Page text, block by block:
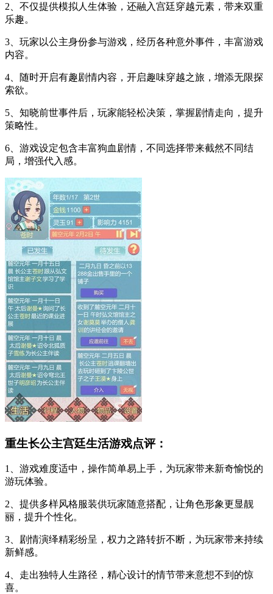
2、不仅提供模拟人生体验，还融入宫廷穿越元素，带来双重
乐趣。
3、玩家以公主身份参与游戏，经历各种意外事件，丰富游戏
内容。
4、随时开启有趣剧情内容，开启趣味穿越之旅，增添无限探
索欲。
5、知晓前世事件后，玩家能轻松决策，掌握剧情走向，提升
策略性。
6、游戏设定包含丰富狗血剧情，不同选择带来截然不同结
局，增强代入感。
重生长公主宫廷生活游戏点评：
1、游戏难度适中，操作简单易上手，为玩家带来新奇愉悦的
游玩体验。
2、提供多样风格服装供玩家随意搭配，让角色形象更显靓
丽，提升个性化。
3、剧情演绎精彩纷呈，权力之路转折不断，为玩家带来持续
新鲜感。
4、走出独特人生路径，精心设计的情节带来意想不到的惊
喜。